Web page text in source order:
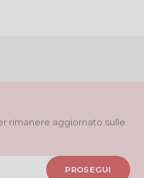
rimanere aggiornato sulle
PROSEGUI